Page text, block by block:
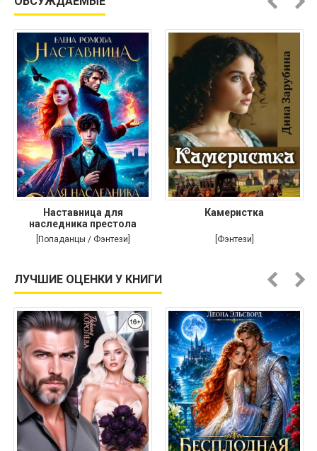
Наставница для
наследника престола
[Попаданцы / Фэнтези]
Камеристка
[Фэнтези]
ЛУЧШИЕ ОЦЕНКИ У КНИГИ